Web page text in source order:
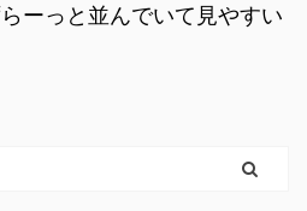
ーっと並んでいて見やすい